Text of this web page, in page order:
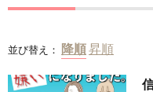
並び替え：